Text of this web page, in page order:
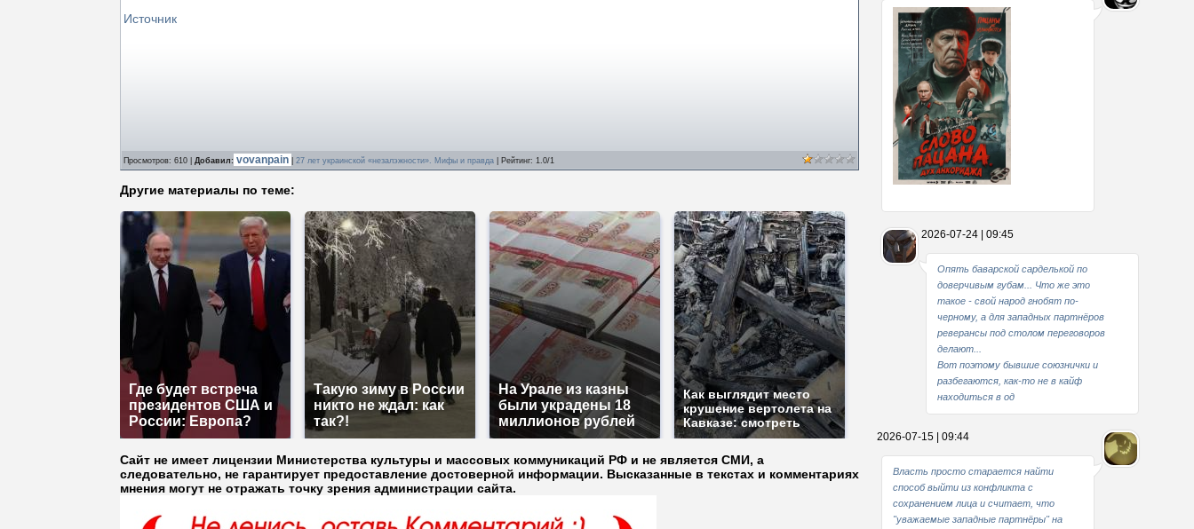
Источник
Просмотров: 610 | Добавил: vovanpain 27 лет украинской «незалэжности». Мифы и правда Рейтинг: 1.0/1
Другие материалы по теме:
Где будет встреча
президентов США и
России: Европа?
Такую зиму в России
никто не ждал: как
так?!
На Урале из казны
были украдены 18
миллионов рублей
Как выглядит место
крушение вертолета на
Кавказе: смотреть
Сайт не имеет лицензии Министерства культуры и массовых коммуникаций РФ и не является СМИ, а
следовательно, не гарантирует предоставление достоверной информации. Высказанные в текстах и комментариях
мнения могут не отражать точку зрения администрации сайта.
В свое время
2026-07-24 | 09:45
Опять баварской сарделькой по
доверчивым губам... Что же это
такое - свой народ гнобят по-
черному, а для западных партнёров
реверансы под столом переговоров
делают...
Вот поэтому бывшие союзнички и
разбегаются, как-то не в кайф
находиться в од
2026-07-15 | 09:44
Власть просто старается найти
способ выйти из конфликта с
сохранением лица и считает, что
"уважаемые западные партнёры" на